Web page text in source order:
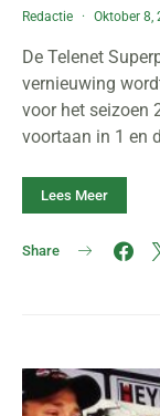
Redactie Oktober 8,
De Telenet
vernieuwing
voor het seizoen
voortaan in 1 en
Lees Meer
Share